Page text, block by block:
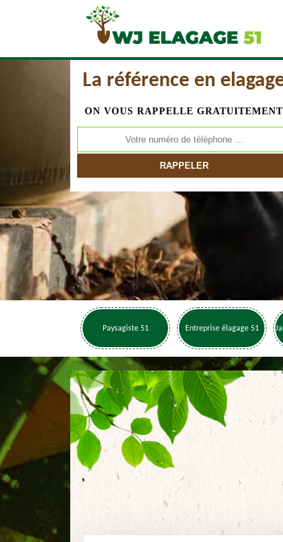
La référence en
ON VOUS RAPPELLE GRATUITEMENT
Paysagiste 51 Entreprise élagage 51